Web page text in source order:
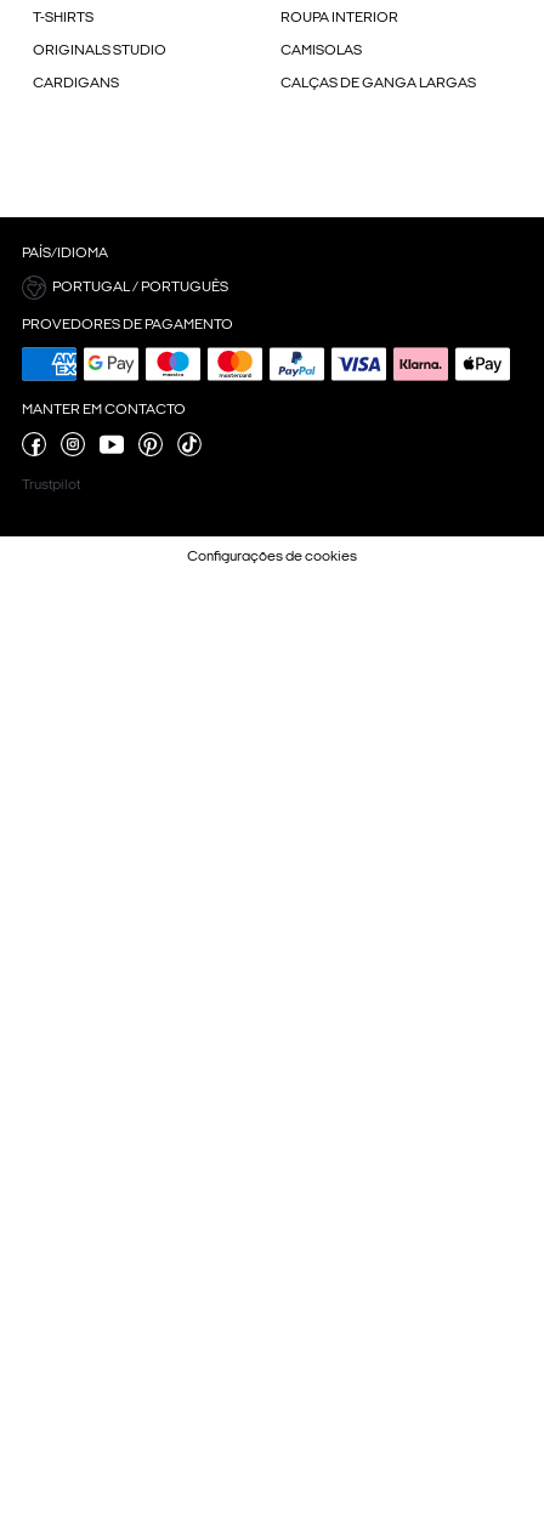
T-SHIRTS ROUPA INTERIOR
ORIGINALS STUDIO CAMISOLAS
CARDIGANS CALÇAS DE GANGA LARGAS
PAÍS/IDIOMA
PORTUGAL / PORTUGUÊS
PROVEDORES DE PAGAMENTO
MANTER EM CONTACTO
Trustpilot
Configurações de cookies